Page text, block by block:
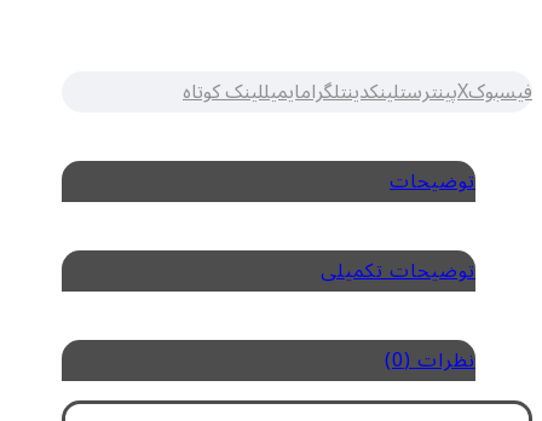
فیسبوکXپینترستلینکدینتلگرامایمیللینک کوتاه
توضیحات
توضیحات تکمیلی
نظرات (0)